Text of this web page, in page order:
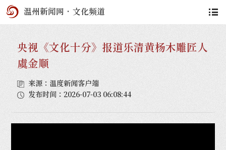
温州新闻网 · 文化频道
央视《文化十分》报道乐清黄杨木雕匠人
虞金顺
来源：温度新闻客户端
发布时间：2026-07-03 06:08:44